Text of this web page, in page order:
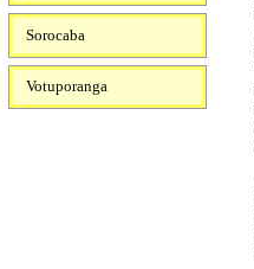
Sorocaba
Votuporanga